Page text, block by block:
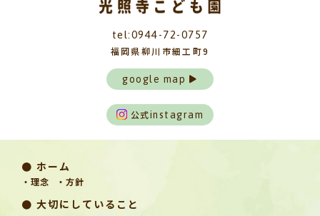
tel:0944-72-0757
福岡県柳川市細工町9
google map
公式instagram
● ホーム
・理念 ・方針
● 大切にしていること